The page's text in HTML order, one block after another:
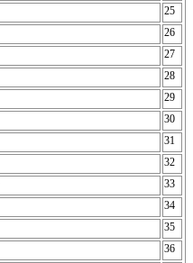
25
26
27
28
29
30
31
32
33
34
35
36